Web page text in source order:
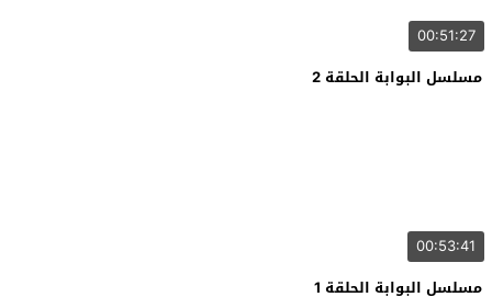
00:51:27
مسلسل البوابة الحلقة 2
00:53:41
مسلسل البوابة الحلقة 1